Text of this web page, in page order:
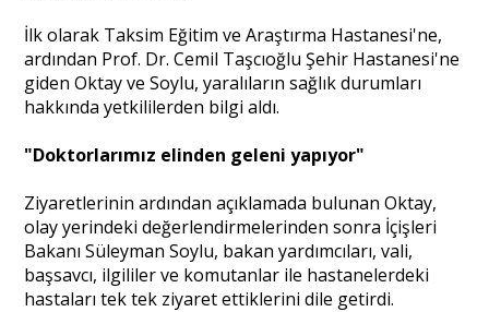
İlk olarak Taksim Eğitim ve Araştırma Hastanesi'ne,
ardından Prof. Dr. Cemil Taşcıoğlu Şehir Hastanesi'ne
giden Oktay ve Soylu, yaralıların sağlık durumları
hakkında yetkililerden bilgi aldı.
"Doktorlarımız elinden geleni yapıyor"
Ziyaretlerinin ardından açıklamada bulunan Oktay,
olay yerindeki değerlendirmelerinden sonra İçişleri
Bakanı Süleyman Soylu, bakan yardımcıları, vali,
başsavcı, ilgililer ve komutanlar ile hastanelerdeki
hastaları tek tek ziyaret ettiklerini dile getirdi.